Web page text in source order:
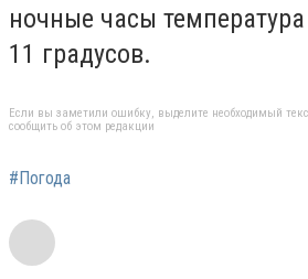
ночные часы
11 градусов.
Если вы заметили ошибку, выделите необходимый
сообщить об этом редакции
#Погода